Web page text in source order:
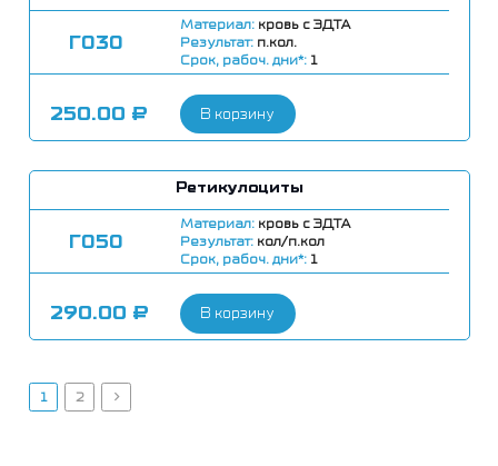
Г030
Материал: кровь с ЭДТА
Результат: п.кол.
Срок, рабоч. дни*: 1
250.00 ₽ В корзину
Ретикулоциты
Г050
Материал: кровь с ЭДТА
Результат: кол/п.кол
Срок, рабоч. дни*: 1
290.00 ₽ В корзину
1 2